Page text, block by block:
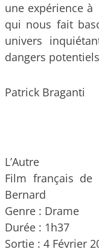
une expérience
qui nous fait
univers
dangers
Patrick Braganti
L’Autre
Film français de
Bernard
Genre : Drame
Durée : 1h37
Sortie : 4 Février